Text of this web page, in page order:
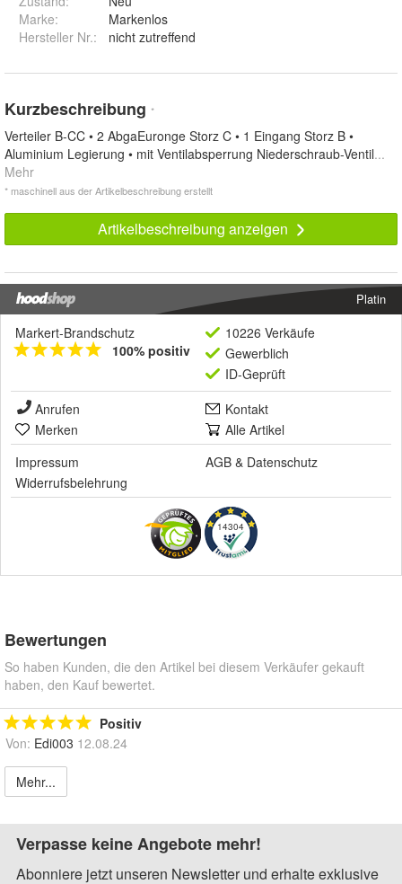
Marke:
Markenlos
Hersteller Nr.:
nicht zutreffend
Kurzbeschreibung *
Verteiler B-CC • 2 AbgaEuronge Storz C • 1 Eingang Storz B •
Aluminium Legierung • mit Ventilabsperrung Niederschraub-Ventil...
Mehr
* maschinell aus der Artikelbeschreibung erstellt
Artikelbeschreibung anzeigen
Platin
Markert-Brandschutz
100% positiv
10226 Verkäufe
Gewerblich
ID-Geprüft
Anrufen
Kontakt
Merken
Alle Artikel
Impressum
AGB & Datenschutz
Widerrufsbelehrung
14304
Bewertungen
So haben Kunden, die den Artikel bei diesem Verkäufer gekauft
haben, den Kauf bewertet.
Positiv
Von: Edi003 12.08.24
Mehr...
Verpasse keine Angebote mehr!
Abonniere jetzt unseren Newsletter und erhalte exklusive